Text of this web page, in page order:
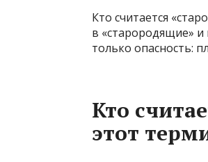
Кто считается
в «старородящие» и
только опасность:
Кто
этот